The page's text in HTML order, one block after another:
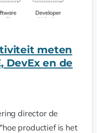
meten
DevEx en de
director de
productief is het